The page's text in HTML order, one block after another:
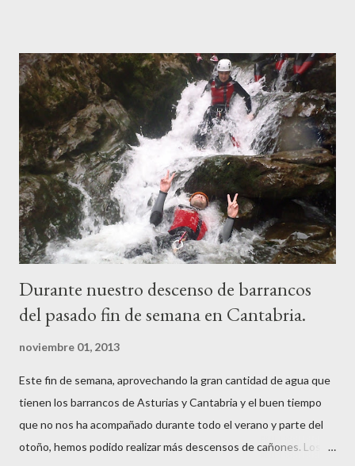
itinerarios, tarifas...)
Durante nuestro descenso de barrancos
del pasado fin de semana en Cantabria.
noviembre 01, 2013
Este fin de semana, aprovechando la gran cantidad de agua que
tienen los barrancos de Asturias y Cantabria y el buen tiempo
que no nos ha acompañado durante todo el verano y parte del
otoño, hemos podido realizar más descensos de cañones. Los